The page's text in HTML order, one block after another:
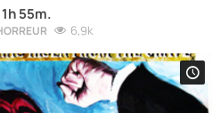
55m.
6,9k